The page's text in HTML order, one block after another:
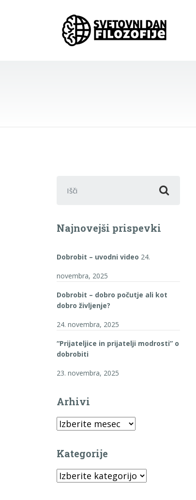
Najnovejši prispevki
Dobrobit – uvodni video 24.
novembra, 2025
Dobrobit – dobro počutje ali kot
dobro življenje?
24. novembra, 2025
“Prijateljice in prijatelji modrosti” o
dobrobiti
23. novembra, 2025
Arhivi
Arhivi
Kategorije
Kategorije